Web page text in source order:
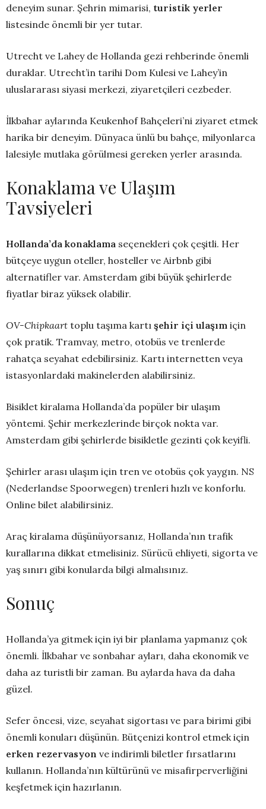
deneyim sunar. Şehrin mimarisi, turistik yerler
listesinde önemli bir yer tutar.
Utrecht ve Lahey de Hollanda gezi rehberinde önemli
duraklar. Utrecht’in tarihi Dom Kulesi ve Lahey’in
uluslararası siyasi merkezi, ziyaretçileri cezbeder.
İlkbahar aylarında Keukenhof Bahçeleri’ni ziyaret etmek
harika bir deneyim. Dünyaca ünlü bu bahçe, milyonlarca
lalesiyle mutlaka görülmesi gereken yerler arasında.
Konaklama ve Ulaşım
Tavsiyeleri
Hollanda’da konaklama seçenekleri çok çeşitli. Her
bütçeye uygun oteller, hosteller ve Airbnb gibi
alternatifler var. Amsterdam gibi büyük şehirlerde
fiyatlar biraz yüksek olabilir.
OV-Chipkaart toplu taşıma kartı şehir içi ulaşım için
çok pratik. Tramvay, metro, otobüs ve trenlerde
rahatça seyahat edebilirsiniz. Kartı internetten veya
istasyonlardaki makinelerden alabilirsiniz.
Bisiklet kiralama Hollanda’da popüler bir ulaşım
yöntemi. Şehir merkezlerinde birçok nokta var.
Amsterdam gibi şehirlerde bisikletle gezinti çok keyifli.
Şehirler arası ulaşım için tren ve otobüs çok yaygın. NS
(Nederlandse Spoorwegen) trenleri hızlı ve konforlu.
Online bilet alabilirsiniz.
Araç kiralama düşünüyorsanız, Hollanda’nın trafik
kurallarına dikkat etmelisiniz. Sürücü ehliyeti, sigorta ve
yaş sınırı gibi konularda bilgi almalısınız.
Sonuç
Hollanda’ya gitmek için iyi bir planlama yapmanız çok
önemli. İlkbahar ve sonbahar ayları, daha ekonomik ve
daha az turistli bir zaman. Bu aylarda hava da daha
güzel.
Sefer öncesi, vize, seyahat sigortası ve para birimi gibi
önemli konuları düşünün. Bütçenizi kontrol etmek için
erken rezervasyon ve indirimli biletler fırsatlarını
kullanın. Hollanda’nın kültürünü ve misafirperverliğini
keşfetmek için hazırlanın.